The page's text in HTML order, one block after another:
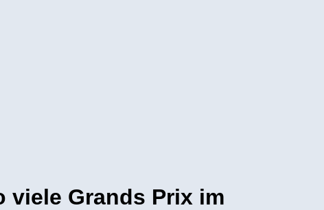
viele Grands Prix im